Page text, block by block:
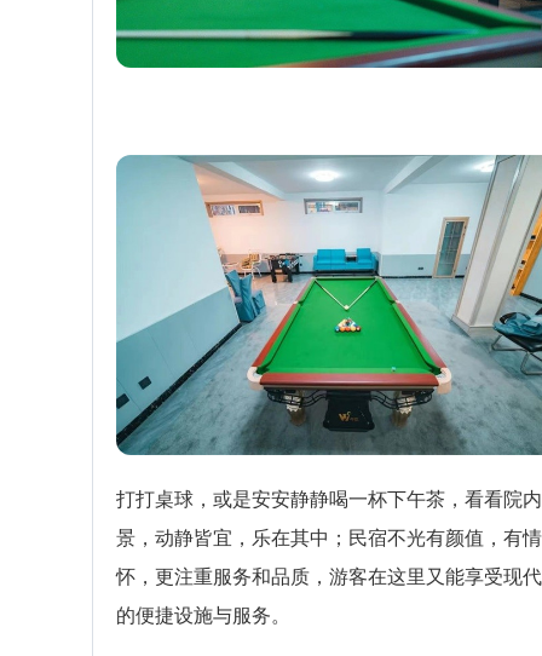
打打桌球，或是安安静静喝一杯下午茶，看看院
景，动静皆宜，乐在其中；民宿不光有颜值，有情
怀，更注重服务和品质，游客在这里又能享受现
的便捷设施与服务。